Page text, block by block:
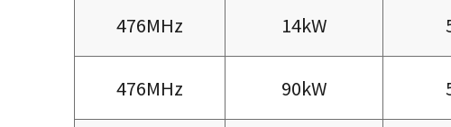
476MHz 14kW
476MHz 90kW